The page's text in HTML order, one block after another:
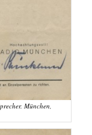
München,